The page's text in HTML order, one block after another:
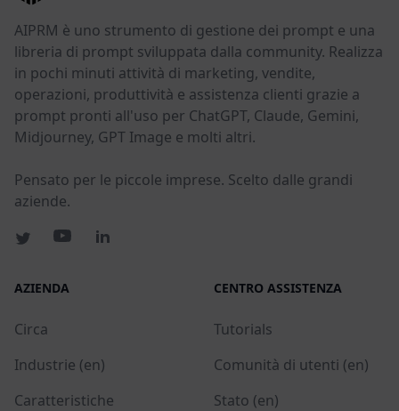
AIPRM è uno strumento di gestione dei prompt e una
libreria di prompt sviluppata dalla community. Realizza
in pochi minuti attività di marketing, vendite,
operazioni, produttività e assistenza clienti grazie a
prompt pronti all'uso per ChatGPT, Claude, Gemini,
Midjourney, GPT Image e molti altri.
Pensato per le piccole imprese. Scelto dalle grandi
aziende.
AZIENDA
Circa
Industrie (en)
Caratteristiche
CENTRO ASSISTENZA
Tutorials
Comunità di utenti (en)
Stato (en)